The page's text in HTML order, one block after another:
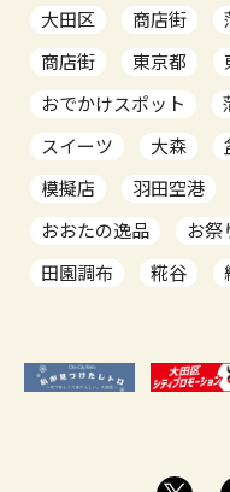
大田区 商店街
商店街
東京都
おでかけスポット
スイーツ
大森
模擬店
羽田空港
おおたの逸品
お祭
田園調布
糀谷